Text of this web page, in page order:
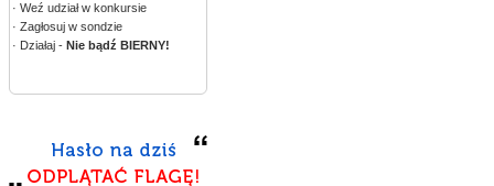
· Weź udział w konkursie
· Zagłosuj w sondzie
· Działaj - Nie bądź BIERNY!